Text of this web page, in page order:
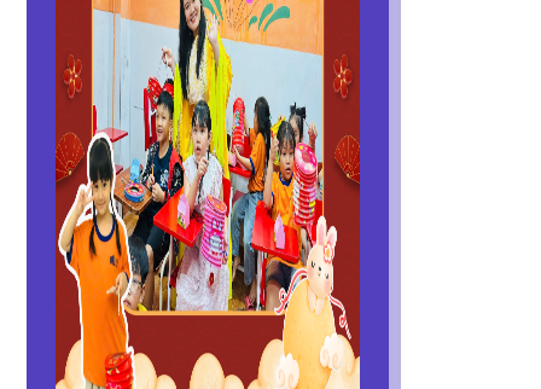
TRẢI NGHIỆM TIẾNG ANH CHUẨN QUỐC TẾ TẠI
ABC ENGLISH